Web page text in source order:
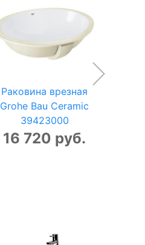
Раковина врезная
Grohe Bau Ceramic
39423000
16 720 руб.